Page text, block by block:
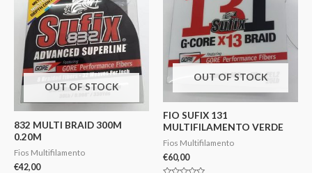
OUT OF STOCK
832 MULTI BRAID 300M
0.20M
Fios Multifilamento
€42,00
OUT OF STOCK
FIO SUFIX 131
MULTIFILAMENTO VERDE
Fios Multifilamento
€60,00